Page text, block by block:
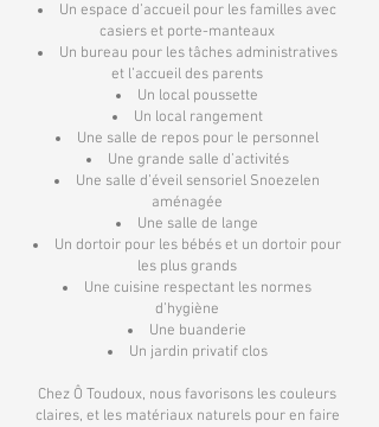
Un espace d’accueil pour les familles avec
casiers et porte-manteaux
Un bureau pour les tâches administratives
et l’accueil des parents
Un local poussette
Un local rangement
Une salle de repos pour le personnel
Une grande salle d’activités
Une salle d’éveil sensoriel Snoezelen
aménagée
Une salle de lange
Un dortoir pour les bébés et un dortoir pour
les plus grands
Une cuisine respectant les normes
d’hygiène
Une buanderie
Un jardin privatif clos
Chez Ô Toudoux, nous favorisons les couleurs
claires, et les matériaux naturels pour en faire